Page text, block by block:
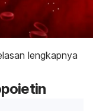
lengkapnya